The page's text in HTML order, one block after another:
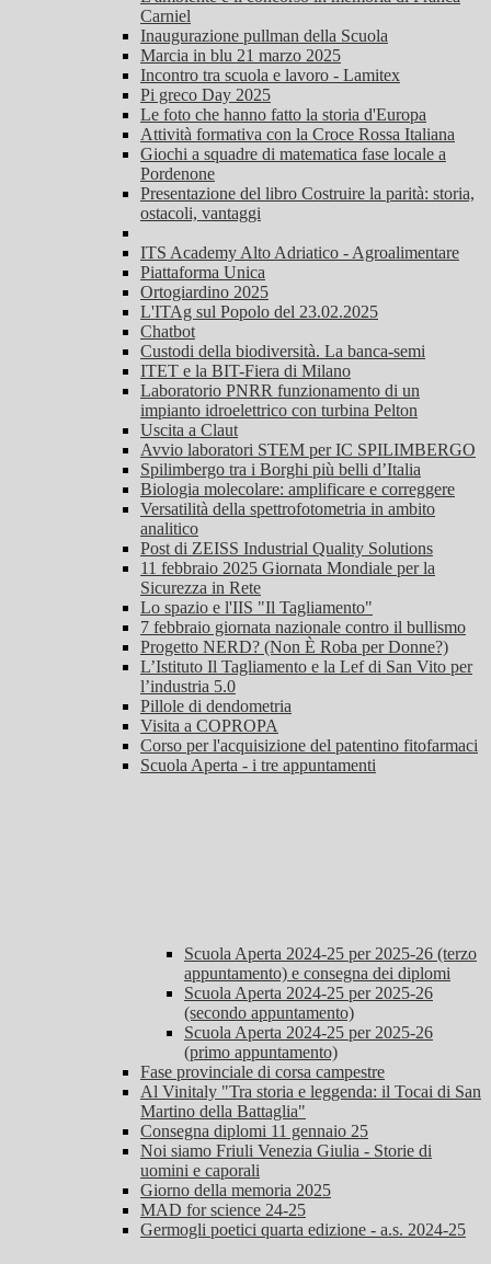
Carniel
Inaugurazione pullman della Scuola
Marcia in blu 21 marzo 2025
Incontro tra scuola e lavoro - Lamitex
Pi greco Day 2025
Le foto che hanno fatto la storia d'Europa
Attività formativa con la Croce Rossa Italiana
Giochi a squadre di matematica fase locale a
Pordenone
Presentazione del libro Costruire la parità: storia,
ostacoli, vantaggi
ITS Academy Alto Adriatico - Agroalimentare
Piattaforma Unica
Ortogiardino 2025
L'ITAg sul Popolo del 23.02.2025
Chatbot
Custodi della biodiversità. La banca-semi
ITET e la BIT-Fiera di Milano
Laboratorio PNRR funzionamento di un
impianto idroelettrico con turbina Pelton
Uscita a Claut
Avvio laboratori STEM per IC SPILIMBERGO
Spilimbergo tra i Borghi più belli d’Italia
Biologia molecolare: amplificare e correggere
Versatilità della spettrofotometria in ambito
analitico
Post di ZEISS Industrial Quality Solutions
11 febbraio 2025 Giornata Mondiale per la
Sicurezza in Rete
Lo spazio e l'IIS "Il Tagliamento"
7 febbraio giornata nazionale contro il bullismo
Progetto NERD? (Non È Roba per Donne?)
L’Istituto Il Tagliamento e la Lef di San Vito per
l’industria 5.0
Pillole di dendometria
Visita a COPROPA
Corso per l'acquisizione del patentino fitofarmaci
Scuola Aperta - i tre appuntamenti
Scuola Aperta 2024-25 per 2025-26 (terzo
appuntamento) e consegna dei diplomi
Scuola Aperta 2024-25 per 2025-26
(secondo appuntamento)
Scuola Aperta 2024-25 per 2025-26
(primo appuntamento)
Fase provinciale di corsa campestre
Al Vinitaly "Tra storia e leggenda: il Tocai di San
Martino della Battaglia"
Consegna diplomi 11 gennaio 25
Noi siamo Friuli Venezia Giulia - Storie di
uomini e caporali
Giorno della memoria 2025
MAD for science 24-25
Germogli poetici quarta edizione - a.s. 2024-25